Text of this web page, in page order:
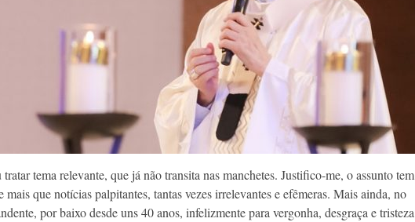
tema relevante, que já não transita nas manchetes. Justifico-me, o assunto tem
que notícias palpitantes, tantas vezes irrelevantes e efêmeras. Mais ainda, no
por baixo desde uns 40 anos, infelizmente para vergonha, desgraça e tristeza